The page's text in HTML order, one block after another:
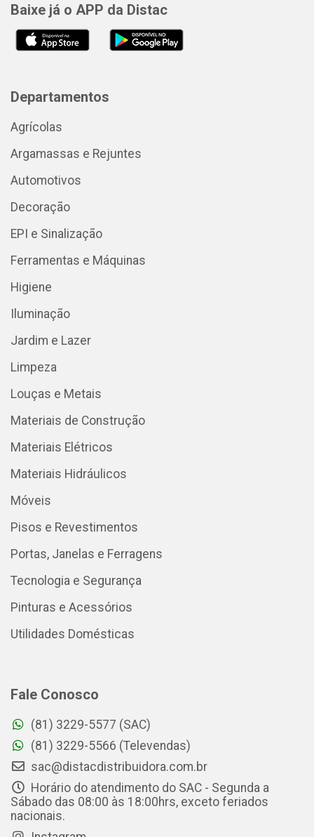
Baixe já o APP da Distac
Departamentos
Agrícolas
Argamassas e Rejuntes
Automotivos
Decoração
EPI e Sinalização
Ferramentas e Máquinas
Higiene
Iluminação
Jardim e Lazer
Limpeza
Louças e Metais
Materiais de Construção
Materiais Elétricos
Materiais Hidráulicos
Móveis
Pisos e Revestimentos
Portas, Janelas e Ferragens
Tecnologia e Segurança
Pinturas e Acessórios
Utilidades Domésticas
Fale Conosco
(81) 3229-5577 (SAC)
(81) 3229-5566 (Televendas)
sac@distacdistribuidora.com.br
Horário do atendimento do SAC - Segunda a
Sábado das 08:00 às 18:00hrs, exceto feriados
nacionais.